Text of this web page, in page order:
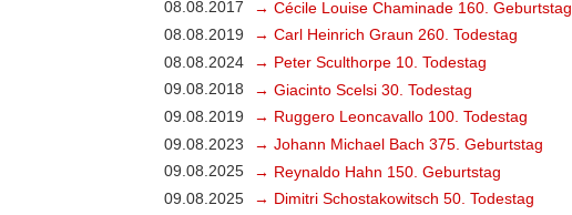
08.08.2017
→ Cécile Louise Chaminade 160. Geburtstag
08.08.2019
→ Carl Heinrich Graun 260. Todestag
08.08.2024
→ Peter Sculthorpe 10. Todestag
09.08.2018
→ Giacinto Scelsi 30. Todestag
09.08.2019
→ Ruggero Leoncavallo 100. Todestag
09.08.2023
→ Johann Michael Bach 375. Geburtstag
09.08.2025
→ Reynaldo Hahn 150. Geburtstag
09.08.2025
→ Dimitri Schostakowitsch 50. Todestag